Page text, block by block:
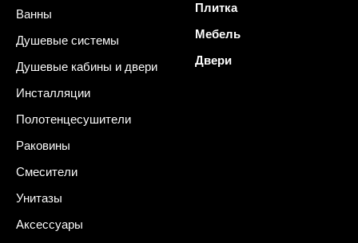
Ванны
Душевые системы
Душевые кабины и двери
Инсталляции
Полотенцесушители
Раковины
Смесители
Унитазы
Аксессуары
Плитка
Мебель
Двери